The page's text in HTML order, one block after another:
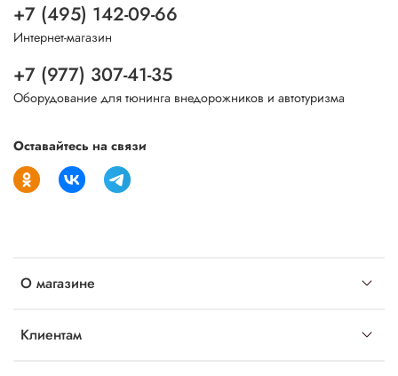
О магазине
Клиентам
+7 (495) 142-09-66
Интернет-магазин
+7 (977) 307-41-35
Оборудование для тюнинга внедорожников и автотуризма
Оставайтесь на связи